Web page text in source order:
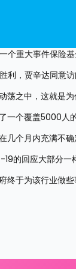
一个重大事件保险
利，贾辛达同意
荡之中，这就是
一个覆盖5000人
几个月内充满不
的回应大部分一
终于为该行业做